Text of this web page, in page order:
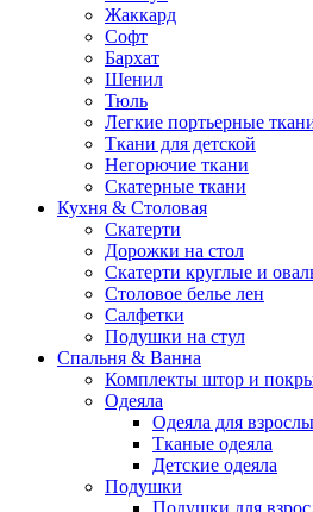
Жаккард
Софт
Бархат
Шенил
Тюль
Легкие портьерные
Ткани для детской
Негорючие ткани
Скатерные ткани
Кухня & Столовая
Скатерти
Дорожки на стол
Скатерти круглые и
Столовое белье лен
Салфетки
Подушки на стул
Спальня & Ванна
Комплекты штор и
Одеяла
Одеяла для
Тканые одеяла
Детские одеяла
Подушки
Подушки для